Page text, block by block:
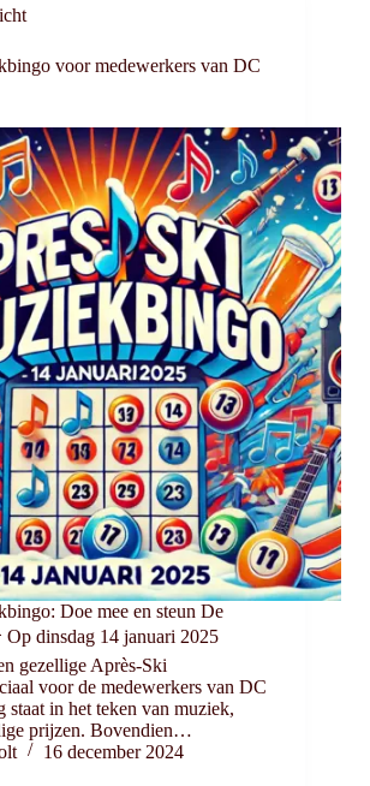
voor medewerkers van DC
Doe mee en steun De
dinsdag 14 januari 2025
gezellige Après-Ski
voor de medewerkers van DC
staat in het teken van muziek,
prijzen. Bovendien…
16 december 2024